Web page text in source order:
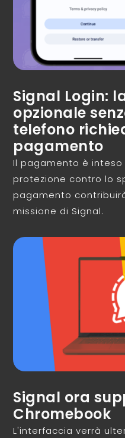
Signal Login:
opzionale
telefono
pagamento
Il pagamento è
protezione contro lo
pagamento
missione di Signal.
Signal ora
Chromebook
L'interfaccia verrà